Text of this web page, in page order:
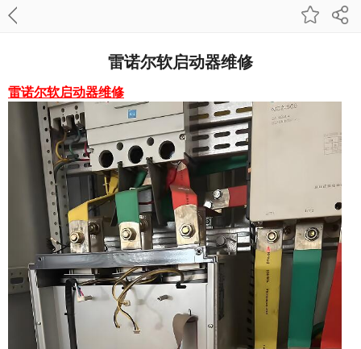
雷诺尔软启动器维修
雷诺尔软启动器维修